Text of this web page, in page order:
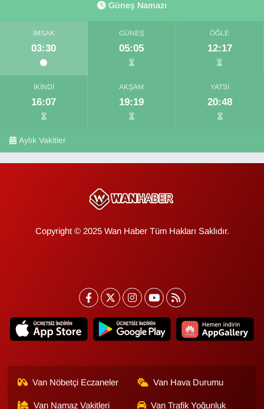
Güneş Namazı
İMSAK
03:30
GÜNEŞ
05:05
ÖĞLE
12:17
İKINDI
16:07
AKŞAM
19:19
YATSI
20:48
Aylık Vakitler
Copyright © 2025 Wan Haber Tüm Hakları Saklıdır.
Van Nöbetçi Eczaneler Van Hava Durumu
Van Namaz Vakitleri Van Trafik Yoğunluk